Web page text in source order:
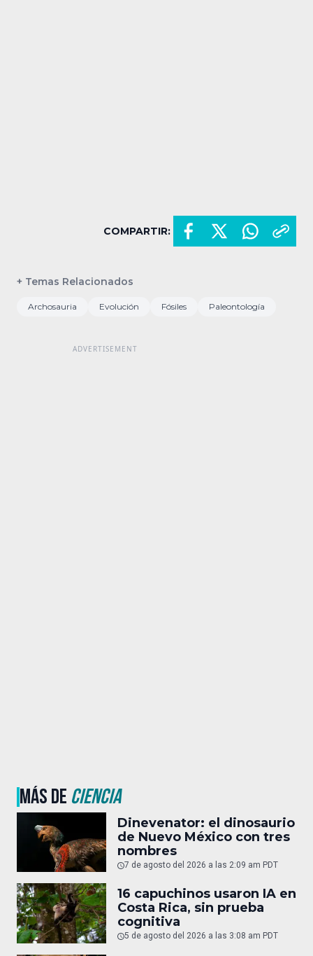
COMPARTIR:
+ Temas Relacionados
Archosauria Evolución Fósiles Paleontología
MÁS DE CIENCIA
Dinevenator: el dinosaurio
de Nuevo México con tres
nombres
7 de agosto del 2026 a las 2:09 am PDT
16 capuchinos usaron IA en
Costa Rica, sin prueba
cognitiva
5 de agosto del 2026 a las 3:08 am PDT